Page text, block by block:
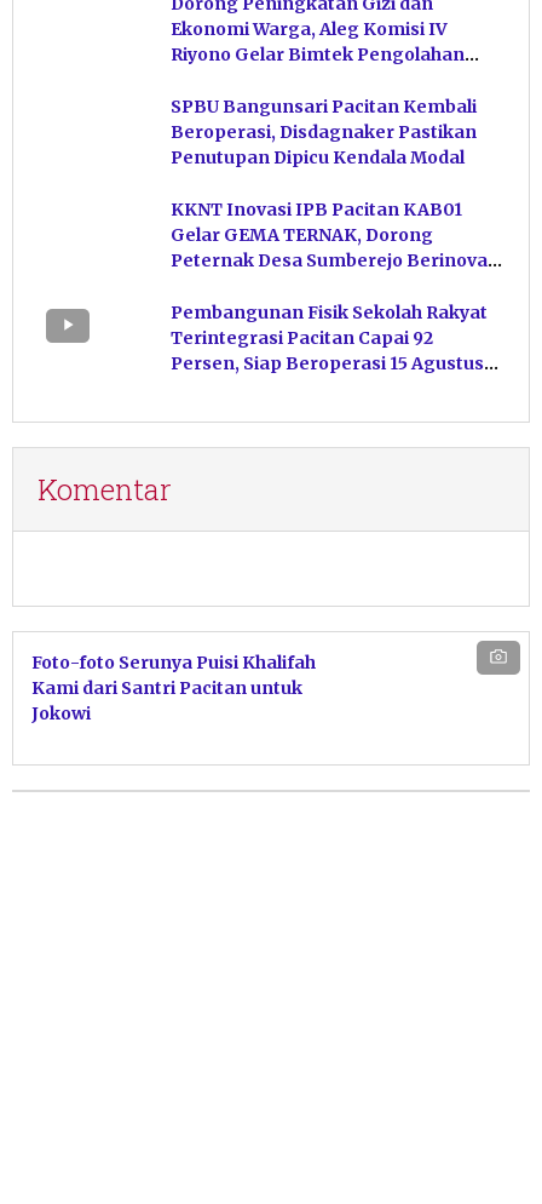
Ekonomi Warga, Aleg Komisi IV
Riyono Gelar Bimtek Pengolahan
SPBU Bangunsari Pacitan Kembali
Beroperasi, Disdagnaker Pastikan
Penutupan Dipicu Kendala Modal
KKNT Inovasi IPB Pacitan KAB01
Gelar GEMA TERNAK, Dorong
Peternak Desa Sumberejo Berinovasi
Pembangunan Fisik Sekolah Rakyat
Terintegrasi Pacitan Capai 92
Persen, Siap Beroperasi 15 Agustus
Komentar
Foto-foto Serunya Puisi Khalifah
Kami dari Santri Pacitan untuk
Jokowi